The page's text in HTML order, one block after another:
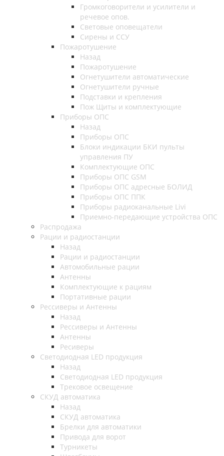
Громкоговорители и усилители и
речевое опов.
Световые оповещатели
Сирены и ССУ
Пожаротушение
Назад
Пожаротушение
Огнетушители автоматические
Огнетушители ручные
Подставки и крепления
Пож Щиты и комплектующие
Приборы ОПС
Назад
Приборы ОПС
Блоки индикации БКИ пульты
управления ПУ
Комплектующие ОПС
Приборы ОПС GSM
Приборы ОПС адресные БОЛИД
Приборы ОПС ППК
Приборы радиоканальные Livi
Приемно-передающие устройства ОПС
Распродажа
Рации и радиостанции
Назад
Рации и радиостанции
Автомобильные рации
Антенны
Комплектующие к рациям
Портативные рации
Рессиверы и Антенны
Назад
Рессиверы и Антенны
Антенны
Ресиверы
Светодиодная LED продукция
Назад
Светодиодная LED продукция
Трековое освещение
СКУД автоматика
Назад
СКУД автоматика
Брелки для автоматики
Привода для ворот
Турникеты